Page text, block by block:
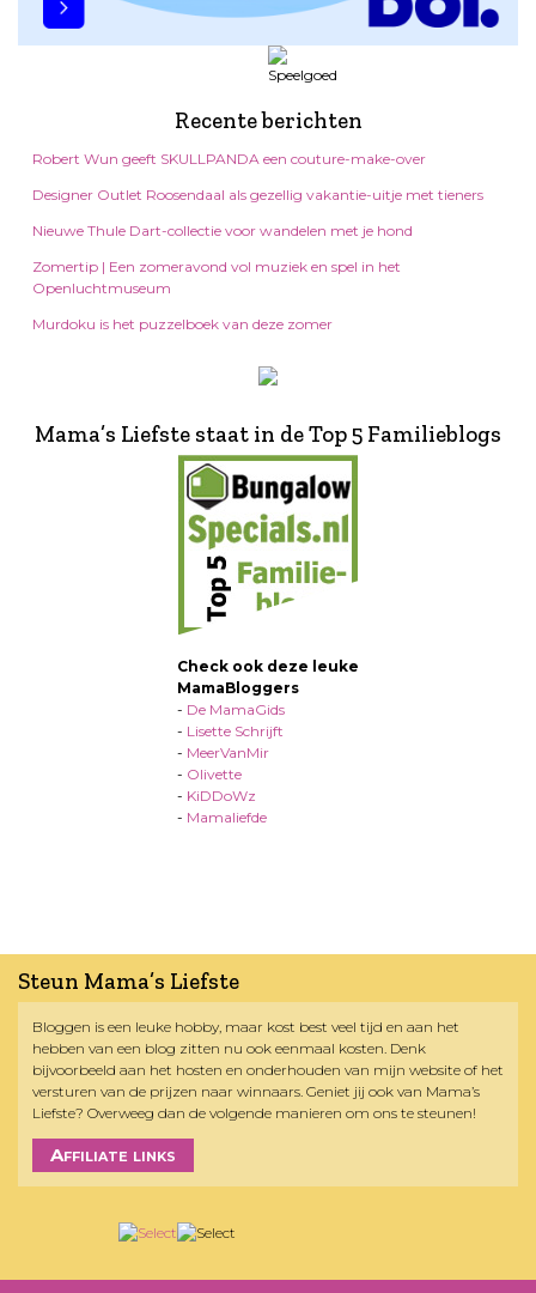
Recente berichten
Robert Wun geeft SKULLPANDA een couture-make-over
Designer Outlet Roosendaal als gezellig vakantie-uitje met tieners
Nieuwe Thule Dart-collectie voor wandelen met je hond
Zomertip | Een zomeravond vol muziek en spel in het
Openluchtmuseum
Murdoku is het puzzelboek van deze zomer
Mama’s Liefste staat in de Top 5 Familieblogs
Check ook deze leuke
MamaBloggers
- De MamaGids
- Lisette Schrijft
- MeerVanMir
- Olivette
- KiDDoWz
- Mamaliefde
Steun Mama’s Liefste
Bloggen is een leuke hobby, maar kost best veel tijd en aan het
hebben van een blog zitten nu ook eenmaal kosten. Denk
bijvoorbeeld aan het hosten en onderhouden van mijn website of het
versturen van de prijzen naar winnaars. Geniet jij ook van Mama’s
Liefste? Overweeg dan de volgende manieren om ons te steunen!
Affiliate links